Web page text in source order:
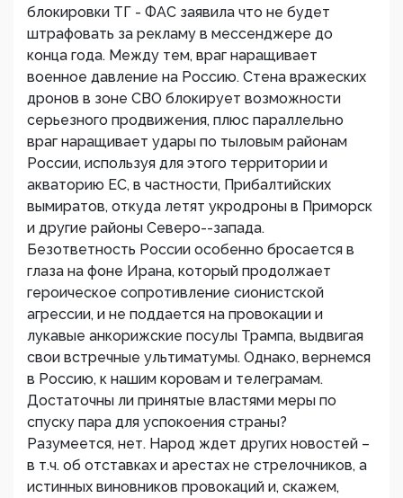
блокировки ТГ - ФАС заявила что не будет
штрафовать за рекламу в мессенджере до
конца года. Между тем, враг наращивает
военное давление на Россию. Стена вражеских
дронов в зоне СВО блокирует возможности
серьезного продвижения, плюс параллельно
враг наращивает удары по тыловым районам
России, используя для этого территории и
акваторию ЕС, в частности, Прибалтийских
вымиратов, откуда летят укродроны в Приморск
и другие районы Северо--запада.
Безответность России особенно бросается в
глаза на фоне Ирана, который продолжает
героическое сопротивление сионистской
агрессии, и не поддается на провокации и
лукавые анкорижские посулы Трампа, выдвигая
свои встречные ультиматумы. Однако, вернемся
в Россию, к нашим коровам и телеграмам.
Достаточны ли принятые властями меры по
спуску пара для успокоения страны?
Разумеется, нет. Народ ждет других новостей –
в т.ч. об отставках и арестах не стрелочников, а
истинных виновников провокаций и, скажем,